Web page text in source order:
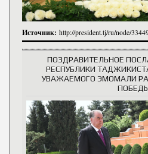
Источник: http://president.tj/ru/node/
ПОЗДРАВИТЕЛЬНОЕ
РЕСПУБЛИКИ
УВАЖАЕМОГО ЭМОМАЛИ